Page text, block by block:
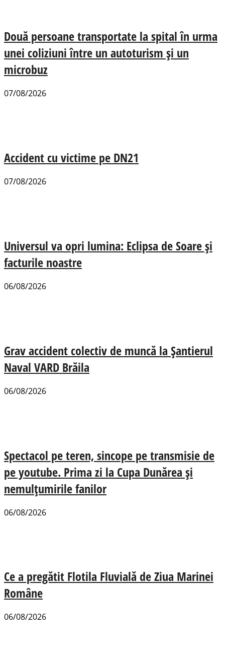
Două persoane transportate la spital în urma
unei coliziuni între un autoturism și un
microbuz
07/08/2026
Accident cu victime pe DN21
07/08/2026
Universul va opri lumina: Eclipsa de Soare și
facturile noastre
06/08/2026
Grav accident colectiv de muncă la Șantierul
Naval VARD Brăila
06/08/2026
Spectacol pe teren, sincope pe transmisie de
pe youtube. Prima zi la Cupa Dunărea și
nemulțumirile fanilor
06/08/2026
Ce a pregătit Flotila Fluvială de Ziua Marinei
Române
06/08/2026